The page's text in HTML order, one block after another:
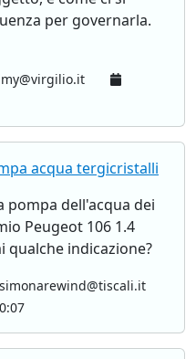
per governarla.
acqua tergicristalli
pompa dell'acqua dei
Peugeot 106 1.4
qualche indicazione?
simonarewind@tiscali.it